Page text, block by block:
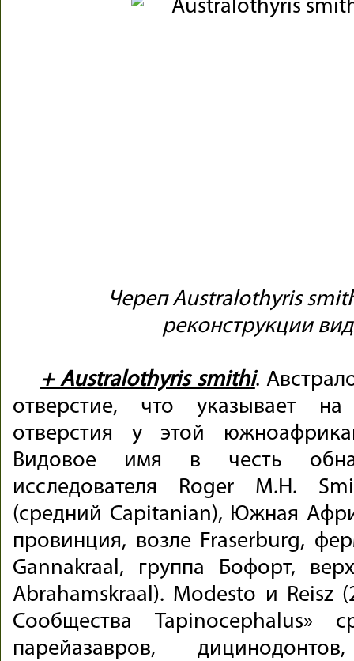
Череп Australothyris
реконструкции
+ Australothyris smithi.
отверстие, что указывает
отверстия у этой
Видовое имя в честь
исследователя Roger M.H.
(средний Capitanian), Южная
провинция, возле Fraserburg,
Gannakraal, группа Бофорт,
Abrahamskraal). Modesto и Reisz
Сообщества Tapinocephalus»
парейазавров,